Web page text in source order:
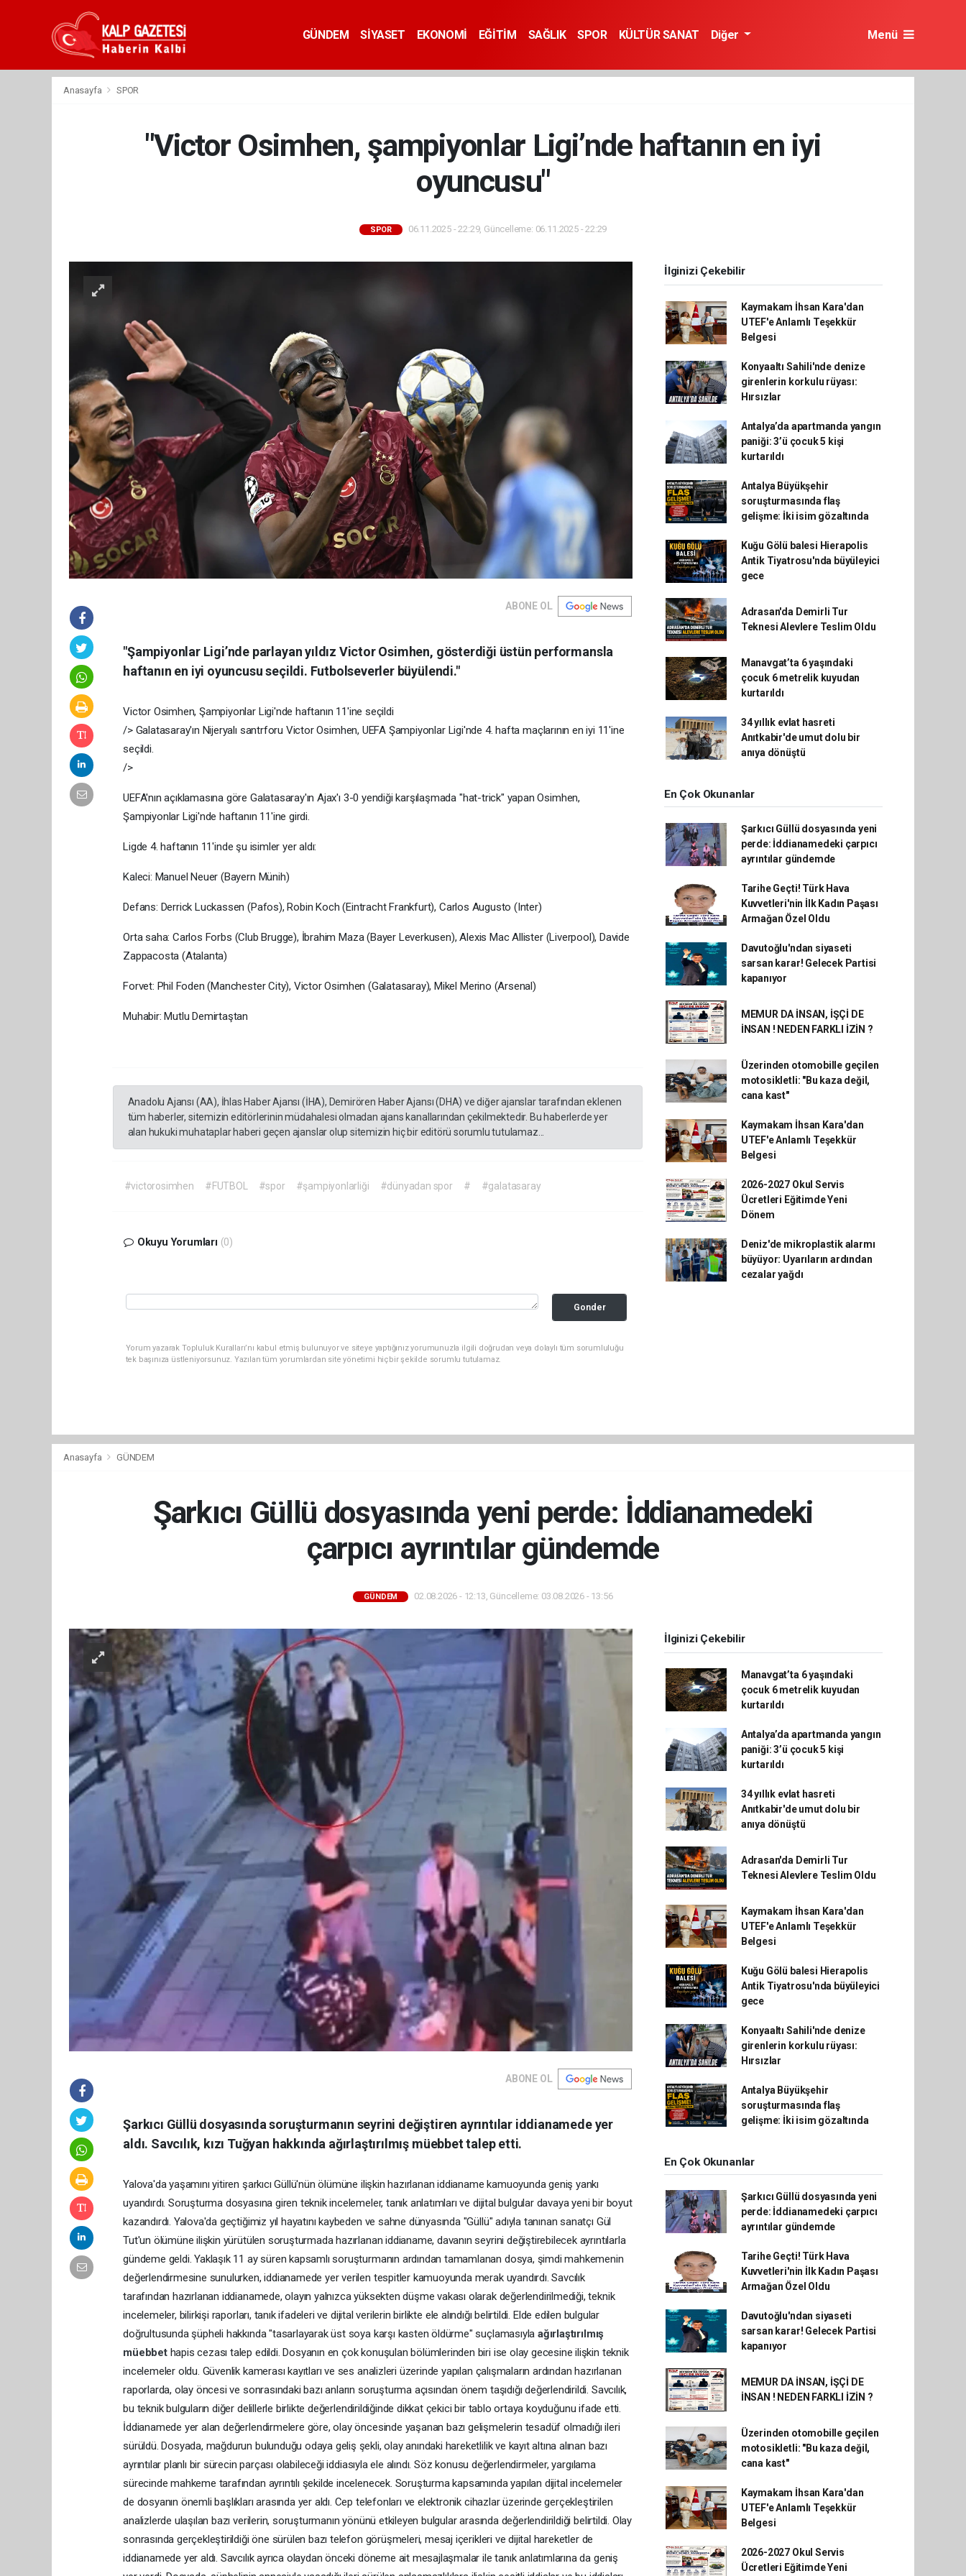
GÜNDEM SİYASET EKONOMİ EĞİTİM SAĞLIK SPOR KÜLTÜR SANAT Diğer Menü
Anasayfa SPOR
"Victor Osimhen, şampiyonlar Ligi’nde haftanın en iyi
oyuncusu"
SPOR 06.11.2025 - 22:29, Güncelleme: 06.11.2025 - 22:29
ABONE OL
"Şampiyonlar Ligi’nde parlayan yıldız Victor Osimhen, gösterdiği üstün performansla
haftanın en iyi oyuncusu seçildi. Futbolseverler büyülendi."
Victor Osimhen,Şampiyonlar Ligi'nde haftanın 11'ine seçildi
/> Galatasaray'ın Nijeryalı santrforu VictorOsimhen, UEFA Şampiyonlar Ligi'nde 4.haftamaçlarının eniyi 11'ine
seçildi.
/>
UEFA'nınaçıklamasına göre Galatasaray'ınAjax'ı 3-0 yendiğikarşılaşmada "hat-trick" yapanOsimhen,
Şampiyonlar Ligi'ndehaftanın 11'ine girdi.
Ligde 4.haftanın 11'indeşu isimleryeraldı:
Kaleci: ManuelNeuer(Bayern Münih)
Defans: DerrickLuckassen(Pafos),RobinKoch(EintrachtFrankfurt), Carlos Augusto(Inter)
Ortasaha: Carlos Forbs (ClubBrugge), İbrahimMaza(Bayer Leverkusen),Alexis MacAllister (Liverpool),Davide
Zappacosta (Atalanta)
Forvet: Phil Foden(ManchesterCity), VictorOsimhen (Galatasaray),Mikel Merino (Arsenal)
Muhabir:MutluDemirtaştan
Anadolu Ajansı (AA), İhlas Haber Ajansı (İHA), Demirören Haber Ajansı (DHA) ve diğer ajanslar tarafından eklenen
tüm haberler, sitemizin editörlerinin müdahalesi olmadan ajans kanallarından çekilmektedir. Bu haberlerde yer
alan hukuki muhataplar haberi geçen ajanslar olup sitemizin hiç bir editörü sorumlu tutulamaz...
#victorosimhen #FUTBOL #spor #şampiyonlarliği #dünyadan spor # #galatasaray
Okuyu Yorumları (0)
Gonder
Yorum yazarak Topluluk Kuralları’nı kabul etmiş bulunuyor ve siteye yaptığınız yorumunuzla ilgili doğrudan veya dolaylı tüm sorumluluğu
tek başınıza üstleniyorsunuz. Yazılan tüm yorumlardan site yönetimi hiçbir şekilde sorumlu tutulamaz.
İlginizi Çekebilir
Kaymakam İhsan Kara'dan
UTEF'e Anlamlı Teşekkür
Belgesi
Konyaaltı Sahili'nde denize
girenlerin korkulu rüyası:
Hırsızlar
Antalya’da apartmanda yangın
paniği: 3’ü çocuk 5 kişi
kurtarıldı
Antalya Büyükşehir
soruşturmasında flaş
gelişme: İki isim gözaltında
Kuğu Gölü balesi Hierapolis
Antik Tiyatrosu'nda büyüleyici
gece
Adrasan'da Demirli Tur
Teknesi Alevlere Teslim Oldu
Manavgat’ta 6 yaşındaki
çocuk 6 metrelik kuyudan
kurtarıldı
34 yıllık evlat hasreti
Anıtkabir'de umut dolu bir
anıya dönüştü
En Çok Okunanlar
Şarkıcı Güllü dosyasında yeni
perde: İddianamedeki çarpıcı
ayrıntılar gündemde
Tarihe Geçti! Türk Hava
Kuvvetleri'nin İlk Kadın Paşası
Armağan Özel Oldu
Davutoğlu'ndan siyaseti
sarsan karar! Gelecek Partisi
kapanıyor
MEMUR DA İNSAN, İŞÇİ DE
İNSAN ! NEDEN FARKLI İZİN ?
Üzerinden otomobille geçilen
motosikletli: "Bu kaza değil,
cana kast"
Kaymakam İhsan Kara'dan
UTEF'e Anlamlı Teşekkür
Belgesi
2026-2027 Okul Servis
Ücretleri Eğitimde Yeni
Dönem
Deniz'de mikroplastik alarmı
büyüyor: Uyarıların ardından
cezalar yağdı
Anasayfa GÜNDEM
Şarkıcı Güllü dosyasında yeni perde: İddianamedeki
çarpıcı ayrıntılar gündemde
GÜNDEM 02.08.2026 - 12:13, Güncelleme: 03.08.2026 - 13:56
ABONE OL
Şarkıcı Güllü dosyasında soruşturmanın seyrini değiştiren ayrıntılar iddianamede yer
aldı. Savcılık, kızı Tuğyan hakkında ağırlaştırılmış müebbet talep etti.
Yalova'da yaşamını yitiren şarkıcı Güllü'nün ölümüne ilişkin hazırlanan iddianame kamuoyunda geniş yankı
uyandırdı. Soruşturma dosyasına giren teknik incelemeler, tanık anlatımları ve dijital bulgular davaya yeni bir boyut
kazandırdı. Yalova'da geçtiğimiz yıl hayatını kaybeden ve sahne dünyasında "Güllü" adıyla tanınan sanatçı Gül
Tut'un ölümüne ilişkin yürütülen soruşturmada hazırlanan iddianame, davanın seyrini değiştirebilecek ayrıntılarla
gündeme geldi. Yaklaşık 11 ay süren kapsamlı soruşturmanın ardından tamamlanan dosya, şimdi mahkemenin
değerlendirmesine sunulurken, iddianamede yer verilen tespitler kamuoyunda merak uyandırdı. Savcılık
tarafından hazırlanan iddianamede, olayın yalnızca yüksekten düşme vakası olarak değerlendirilmediği, teknik
incelemeler, bilirkişi raporları, tanık ifadeleri ve dijital verilerin birlikte ele alındığı belirtildi. Elde edilen bulgular
doğrultusunda şüpheli hakkında "tasarlayarak üst soya karşı kasten öldürme" suçlamasıyla ağırlaştırılmış
müebbet hapis cezası talep edildi. Dosyanın en çok konuşulan bölümlerinden biri ise olay gecesine ilişkin teknik
incelemeler oldu. Güvenlik kamerası kayıtları ve ses analizleri üzerinde yapılan çalışmaların ardından hazırlanan
raporlarda, olay öncesi ve sonrasındaki bazı anların soruşturma açısından önem taşıdığı değerlendirildi. Savcılık,
bu teknik bulguların diğer delillerle birlikte değerlendirildiğinde dikkat çekici bir tablo ortaya koyduğunu ifade etti.
İddianamede yer alan değerlendirmelere göre, olay öncesinde yaşanan bazı gelişmelerin tesadüf olmadığı ileri
sürüldü. Dosyada, mağdurun bulunduğu odaya geliş şekli, olay anındaki hareketlilik ve kayıt altına alınan bazı
ayrıntılar planlı bir sürecin parçası olabileceği iddiasıyla ele alındı. Söz konusu değerlendirmeler, yargılama
sürecinde mahkeme tarafından ayrıntılı şekilde incelenecek. Soruşturma kapsamında yapılan dijital incelemeler
de dosyanın önemli başlıkları arasında yer aldı. Cep telefonları ve elektronik cihazlar üzerinde gerçekleştirilen
analizlerde ulaşılan bazı verilerin, soruşturmanın yönünü etkileyen bulgular arasında değerlendirildiği belirtildi. Olay
sonrasında gerçekleştirildiği öne sürülen bazı telefon görüşmeleri, mesaj içerikleri ve dijital hareketler de
iddianamede yer aldı. Savcılık ayrıca olaydan önceki döneme ait mesajlaşmalar ile tanık anlatımlarına da geniş
İlginizi Çekebilir
Manavgat’ta 6 yaşındaki
çocuk 6 metrelik kuyudan
kurtarıldı
Antalya’da apartmanda yangın
paniği: 3’ü çocuk 5 kişi
kurtarıldı
34 yıllık evlat hasreti
Anıtkabir'de umut dolu bir
anıya dönüştü
Adrasan'da Demirli Tur
Teknesi Alevlere Teslim Oldu
Kaymakam İhsan Kara'dan
UTEF'e Anlamlı Teşekkür
Belgesi
Kuğu Gölü balesi Hierapolis
Antik Tiyatrosu'nda büyüleyici
gece
Konyaaltı Sahili'nde denize
girenlerin korkulu rüyası:
Hırsızlar
Antalya Büyükşehir
soruşturmasında flaş
gelişme: İki isim gözaltında
En Çok Okunanlar
Şarkıcı Güllü dosyasında yeni
perde: İddianamedeki çarpıcı
ayrıntılar gündemde
Tarihe Geçti! Türk Hava
Kuvvetleri'nin İlk Kadın Paşası
Armağan Özel Oldu
Davutoğlu'ndan siyaseti
sarsan karar! Gelecek Partisi
kapanıyor
MEMUR DA İNSAN, İŞÇİ DE
İNSAN ! NEDEN FARKLI İZİN ?
Üzerinden otomobille geçilen
motosikletli: "Bu kaza değil,
cana kast"
Kaymakam İhsan Kara'dan
UTEF'e Anlamlı Teşekkür
Belgesi
2026-2027 Okul Servis
Ücretleri Eğitimde Yeni